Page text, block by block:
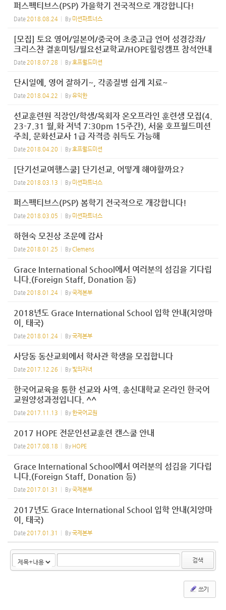
퍼스펙티브스(PSP) 가을학기 전국적으로 개강합니다!
Date 2018.08.24 By 미션파트너스
[모집] 토요 영어/일본어/중국어 초중고급 언어 성경강좌/
크리스챤 결혼미팅/월요선교학교/HOPE힐링캠프 참석안내
Date 2018.07.28 By호프월드미션
단시일에, 영어 잘하기~, 각종질병 쉽게 치료~
Date 2018.04.22 By유익한
선교훈련원 직장인/학생/목회자 온오프라인 훈련생 모집(4.
23-7.31 월,화 저녁 7:30pm 15주간), 서울 호프월드미션
주최, 문화선교사 1급 자격증 취득도 가능해
Date 2018.04.20 By호프월드미션
[단기선교여행스쿨] 단기선교, 어떻게 해야할까요?
Date 2018.03.13 By 미션파트너스
퍼스펙티브스(PSP) 봄학기 전국적으로 개강합니다!
Date 2018.03.05 By 미션파트너스
하현숙 모친상 조문에 감사
Date 2018.01.25 ByClemens
Grace International School에서 여러분의 섬김을 기다립
니다.(Foreign Staff, Donation 등)
Date 2018.01.24 By국제본부
2018년도 Grace International School 입학 안내(치앙마
이, 태국)
Date 2018.01.24 By국제본부
사당동 동산교회에서 학사관 학생을 모집합니다
Date 2017.12.26 By 빛의자녀
한국어교육을 통한 선교와 사역. 총신대학교 온라인 한국어
교원양성과정입니다. ^^
Date 2017.11.13 By한국어교원
2017 HOPE 전문인선교훈련 캔스쿨 안내
Date 2017.08.18 By HOPE
Grace International School에서 여러분의 섬김을 기다립
니다.(Foreign Staff, Donation 등)
Date 2017.01.31 By국제본부
2017년도 Grace International School 입학 안내(치앙마
이, 태국)
Date 2017.01.31 By국제본부
검색
쓰기